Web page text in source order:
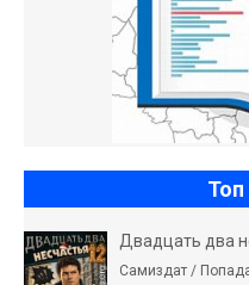
Двадцать два
Самиздат /